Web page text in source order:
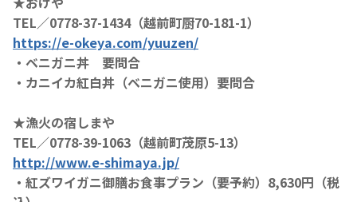
TEL／0778-37-1434（越前町厨70-181-1）
https://e-okeya.com/yuuzen/
・ベニガニ丼 要問合
・カニイカ紅白丼（ベニガニ使用）要問合
★漁火の宿しまや
TEL／0778-39-1063（越前町茂原5-13）
http://www.e-shimaya.jp/
・紅ズワイガニ御膳お食事プラン（要予約）8,630円（税